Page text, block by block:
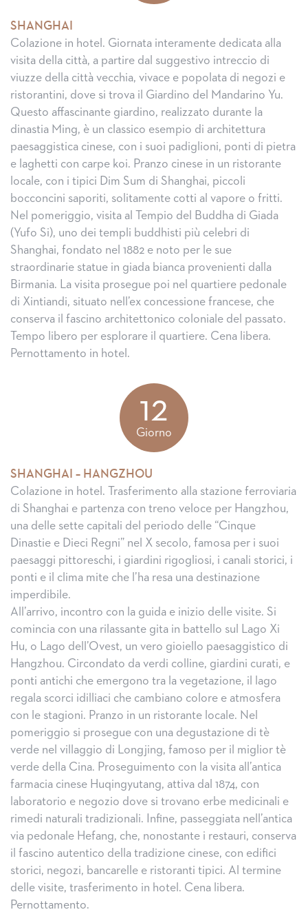
SHANGHAI
Colazione in hotel. Giornata interamente dedicata alla
visita della città, a partire dal suggestivo intreccio di
viuzze della città vecchia, vivace e popolata di negozi e
ristorantini, dove si trova il Giardino del Mandarino Yu.
Questo affascinante giardino, realizzato durante la
dinastia Ming, è un classico esempio di architettura
paesaggistica cinese, con i suoi padiglioni, ponti di pietra
e laghetti con carpe koi. Pranzo cinese in un ristorante
locale, con i tipici Dim Sum di Shanghai, piccoli
bocconcini saporiti, solitamente cotti al vapore o fritti.
Nel pomeriggio, visita al Tempio del Buddha di Giada
(Yufo Si), uno dei templi buddhisti più celebri di
Shanghai, fondato nel 1882 e noto per le sue
straordinarie statue in giada bianca provenienti dalla
Birmania. La visita prosegue poi nel quartiere pedonale
di Xintiandi, situato nell’ex concessione francese, che
conserva il fascino architettonico coloniale del passato.
Tempo libero per esplorare il quartiere. Cena libera.
Pernottamento in hotel.
12
Giorno
SHANGHAI – HANGZHOU
Colazione in hotel. Trasferimento alla stazione ferroviaria
di Shanghai e partenza con treno veloce per Hangzhou,
una delle sette capitali del periodo delle “Cinque
Dinastie e Dieci Regni” nel X secolo, famosa per i suoi
paesaggi pittoreschi, i giardini rigogliosi, i canali storici, i
ponti e il clima mite che l’ha resa una destinazione
imperdibile.
All’arrivo, incontro con la guida e inizio delle visite. Si
comincia con una rilassante gita in battello sul Lago Xi
Hu, o Lago dell’Ovest, un vero gioiello paesaggistico di
Hangzhou. Circondato da verdi colline, giardini curati, e
ponti antichi che emergono tra la vegetazione, il lago
regala scorci idilliaci che cambiano colore e atmosfera
con le stagioni. Pranzo in un ristorante locale. Nel
pomeriggio si prosegue con una degustazione di tè
verde nel villaggio di Longjing, famoso per il miglior tè
verde della Cina. Proseguimento con la visita all’antica
farmacia cinese Huqingyutang, attiva dal 1874, con
laboratorio e negozio dove si trovano erbe medicinali e
rimedi naturali tradizionali. Infine, passeggiata nell’antica
via pedonale Hefang, che, nonostante i restauri, conserva
il fascino autentico della tradizione cinese, con edifici
storici, negozi, bancarelle e ristoranti tipici. Al termine
delle visite, trasferimento in hotel. Cena libera.
Pernottamento.